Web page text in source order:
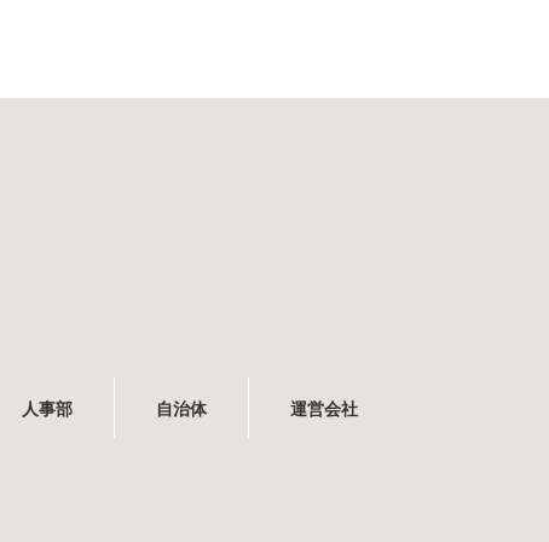
人事部 自治体 運営会社